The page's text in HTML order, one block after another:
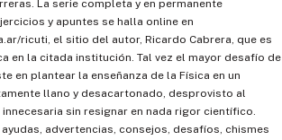
La serie completa y en permanente
y apuntes se halla online en
ricuti, el sitio del autor, Ricardo Cabrera, que es
en la citada institución. Tal vez el mayor desafío de
en plantear la enseñanza de la Física en un
llano y desacartonado, desprovisto al
sin resignar en nada rigor científico.
advertencias, consejos, desafíos, chismes